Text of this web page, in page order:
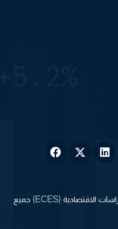
© 2026 - المركز المصري للدراسات الاقتصادية (ECES) جميع